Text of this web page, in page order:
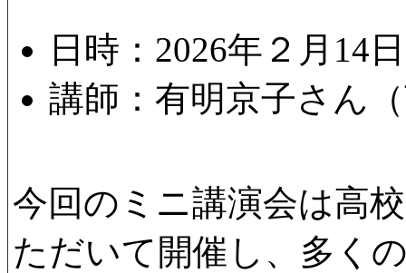
日時：2026年２月14
講師：有明京子さん
今回のミニ講演会は高
ただいて開催し、多く